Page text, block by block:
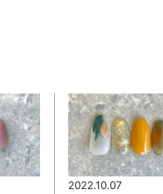
2022.10.07